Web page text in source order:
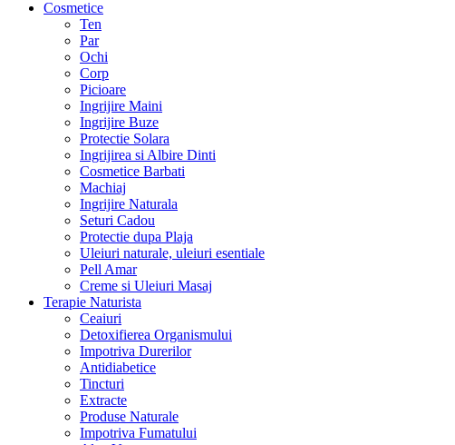
Cosmetice
Ten
Par
Ochi
Corp
Picioare
Ingrijire Maini
Ingrijire Buze
Protectie Solara
Ingrijirea si Albire Dinti
Cosmetice Barbati
Machiaj
Ingrijire Naturala
Seturi Cadou
Protectie dupa Plaja
Uleiuri naturale, uleiuri esentiale
Pell Amar
Creme si Uleiuri Masaj
Terapie Naturista
Ceaiuri
Detoxifierea Organismului
Impotriva Durerilor
Antidiabetice
Tincturi
Extracte
Produse Naturale
Impotriva Fumatului